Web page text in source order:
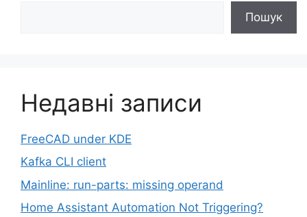
Пошук
Недавні записи
FreeCAD under KDE
Kafka CLI client
Mainline: run-parts: missing operand
Home Assistant Automation Not Triggering?